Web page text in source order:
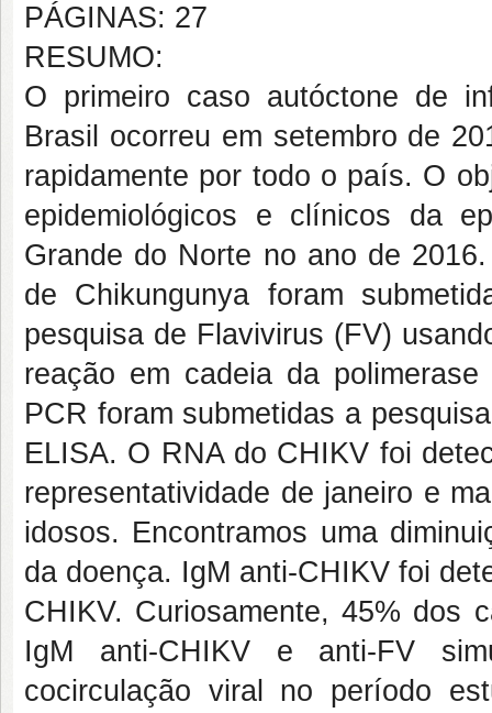
PÁGINAS: 27
RESUMO:
O primeiro caso autóctone de
Brasil ocorreu em setembro de
rapidamente por todo o país. O
epidemiológicos e clínicos da
Grande do Norte no ano de
de Chikungunya foram
pesquisa de Flavivirus (FV)
reação em cadeia da
PCR foram submetidas a
ELISA. O RNA do CHIKV foi
representatividade de janeiro e
idosos. Encontramos uma
da doença. IgM anti-CHIKV foi
CHIKV. Curiosamente, 45% dos
IgM anti-CHIKV e anti-FV
cocirculação viral no período